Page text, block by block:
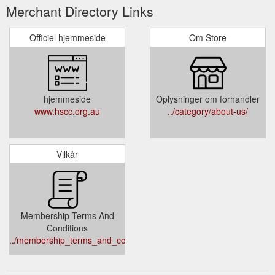
Merchant Directory Links
Officiel hjemmeside
hjemmeside
www.hscc.org.au
Om Store
Oplysninger om forhandler
../category/about-us/
Vilkår
​Membership Terms And
Conditions​
../membership_terms_and_conditions/